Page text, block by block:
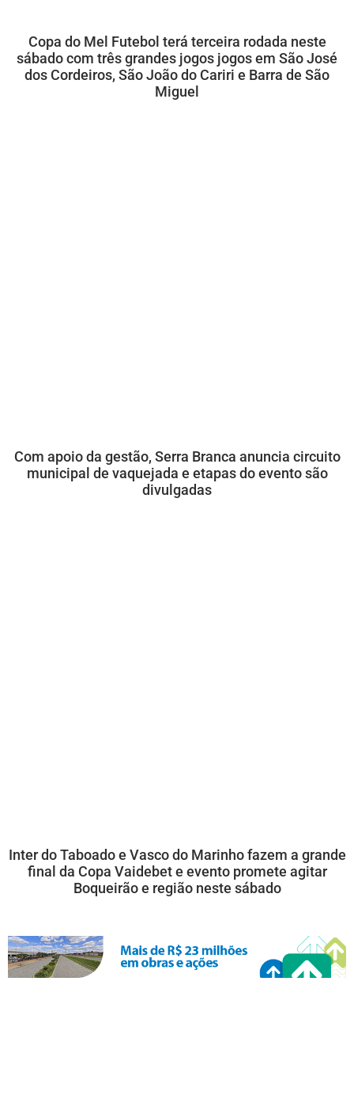
Copa do Mel Futebol terá terceira rodada neste
sábado com três grandes jogos jogos em São José
dos Cordeiros, São João do Cariri e Barra de São
Miguel
Com apoio da gestão, Serra Branca anuncia circuito
municipal de vaquejada e etapas do evento são
divulgadas
Inter do Taboado e Vasco do Marinho fazem a grande
final da Copa Vaidebet e evento promete agitar
Boqueirão e região neste sábado